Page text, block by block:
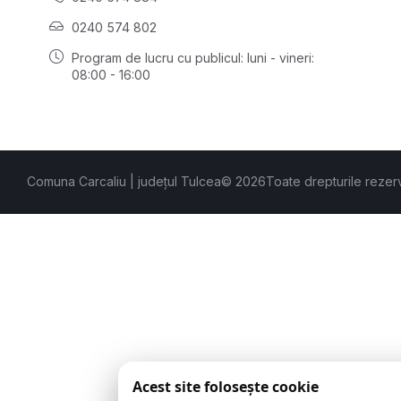
0240 574 802
Program de lucru cu publicul: luni - vineri:
08:00 - 16:00
Comuna Carcaliu | județul Tulcea© 2026Toate drepturile
Acest site folosește cookie